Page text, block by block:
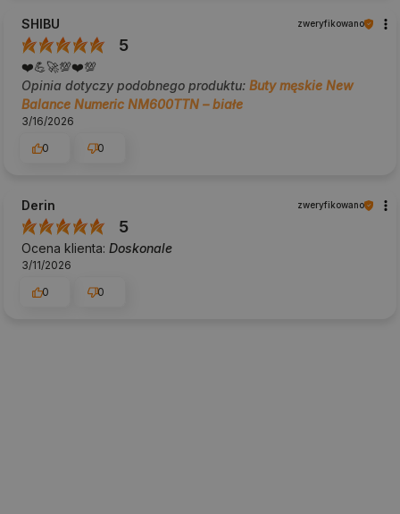
SHIBU zweryfikowano
5
❤️💪🚀💯❤️💯
Opinia dotyczy podobnego produktu: Buty męskie New
Balance Numeric NM600TTN – białe
3/16/2026
0
0
Derin zweryfikowano
5
Ocena klienta: Doskonale
3/11/2026
0
0